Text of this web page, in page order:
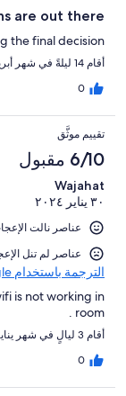
are out there
the final decision
أقام 14 ليلةً في شهر أبريل عام 2023
0
تقييم موثَّق
6/10 مقبول
Wajahat
٣٠ يناير ٢٠٢٤
عناصر نالت الإعجاب: ⁦النظافة⁩ و⁦وسائل
عناصر لم تنل
الترجمة باستخدام Google
is not working in
room .
أقام 3 ليالٍ في شهر يناير عام 2024
0